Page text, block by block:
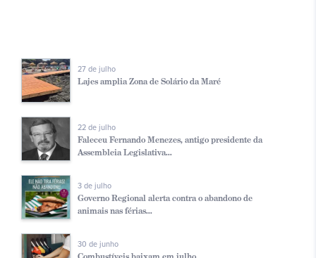
27 de julho
Lajes amplia Zona de Solário da Maré
22 de julho
Faleceu Fernando Menezes, antigo presidente da
Assembleia Legislativa...
3 de julho
Governo Regional alerta contra o abandono de
animais nas férias...
30 de junho